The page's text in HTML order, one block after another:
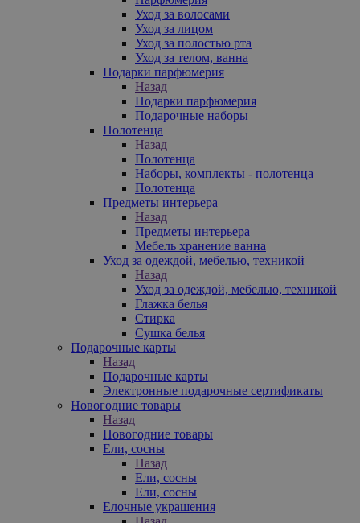
Уход за волосами
Уход за лицом
Уход за полостью рта
Уход за телом, ванна
Подарки парфюмерия
Назад
Подарки парфюмерия
Подарочные наборы
Полотенца
Назад
Полотенца
Наборы, комплекты - полотенца
Полотенца
Предметы интерьера
Назад
Предметы интерьера
Мебель хранение ванна
Уход за одеждой, мебелью, техникой
Назад
Уход за одеждой, мебелью, техникой
Глажка белья
Стирка
Сушка белья
Подарочные карты
Назад
Подарочные карты
Электронные подарочные сертификаты
Новогодние товары
Назад
Новогодние товары
Ели, сосны
Назад
Ели, сосны
Ели, сосны
Елочные украшения